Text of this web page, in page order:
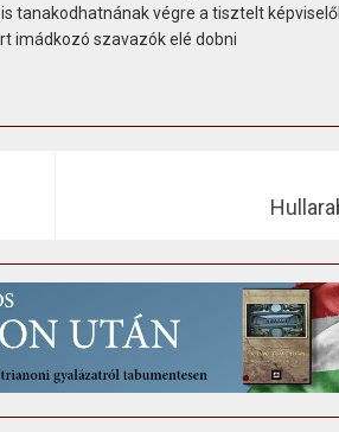
tanakodhatnának végre a tisztelt
imádkozó szavazók elé dobni